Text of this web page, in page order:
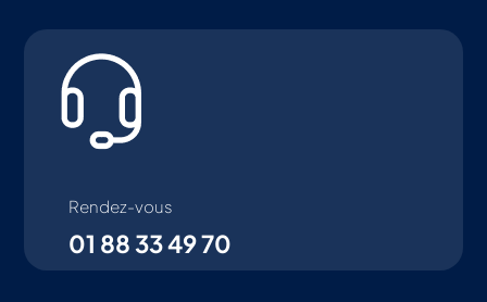
Rendez-vous
01 88 33 49 70